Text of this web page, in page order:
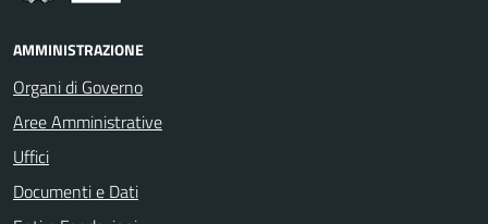
AMMINISTRAZIONE
Organi di Governo
Aree Amministrative
Uffici
Documenti e Dati